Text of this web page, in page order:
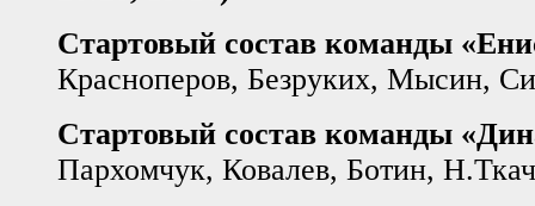
Стартовый состав команды
Красноперов, Безруких, Мысин,
Стартовый состав команды
Пархомчук, Ковалев, Ботин,